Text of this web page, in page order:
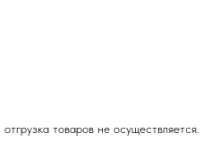
товаров не осуществляется.